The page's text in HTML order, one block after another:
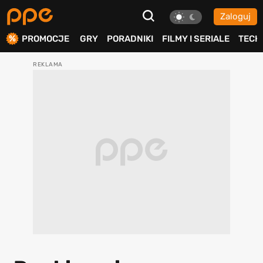
Zaloguj
PROMOCJE GRY PORADNIKI FILMY I SERIALE TECH